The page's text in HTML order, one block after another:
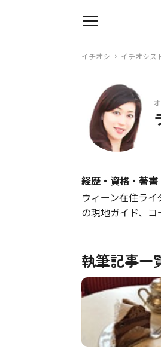
イチオシ イチオシス
経歴・資格・著書
ウィーン在住ラ
の現地ガイド、コ
執筆記事一